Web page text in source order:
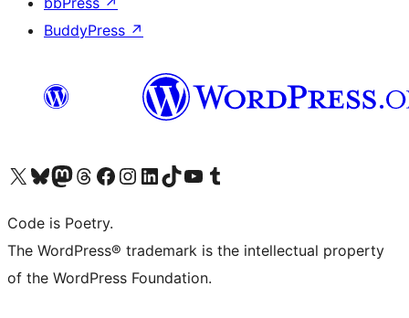
BuddyPress ↗
ຢ້ຽມຊົມບັນຊີ X (ຊື່ເກົ່າ Twitter) ຂອງພວກເຮົາຢ້ຽມຊົມບັນຊີ Bluesky ຂອງພວກເຮົາຢ້ຽມຊົມບັນຊີ Mastodon ຂອງພວກເຮົາຢ້ຽມຊົມບັນຊີ Threads ຂອງພວກເຮົາຢ້ຽມຊົມໜ້າ Facebook ຂອງພວກເຮົາຢ້ຽມຊົມບັນຊີ Instagram ຂອງພວກເຮົາຢ້ຽມຊົມບັນຊີ LinkedIn ຂອງພວກເຮົາຢ້ຽມຊົມບັນຊີ TikTok ຂອງພວກເຮົາຢ້ຽມຊົມຊ່ອງ YouTube ຂອງພວກເຮົາຢ້ຽມຊົມບັນຊີ Tumblr ຂອງພວກເຮົາ
Code is Poetry.
The WordPress® trademark is the intellectual property
of the WordPress Foundation.